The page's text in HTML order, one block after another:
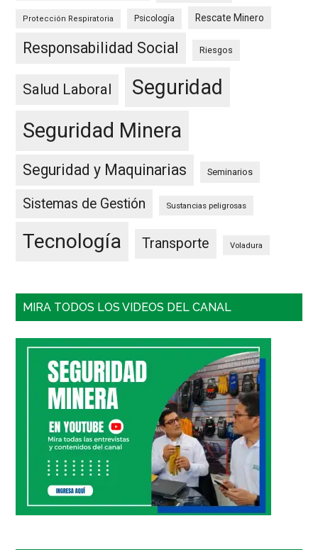
Protección Respiratoria Psicología Rescate Minero
Responsabilidad Social Riesgos
Salud Laboral
Seguridad
Seguridad Minera
Seguridad y Maquinarias Seminarios
Sistemas de Gestión Sustancias peligrosas
Tecnología Transporte Voladura
MIRA TODOS LOS VIDEOS DEL CANAL